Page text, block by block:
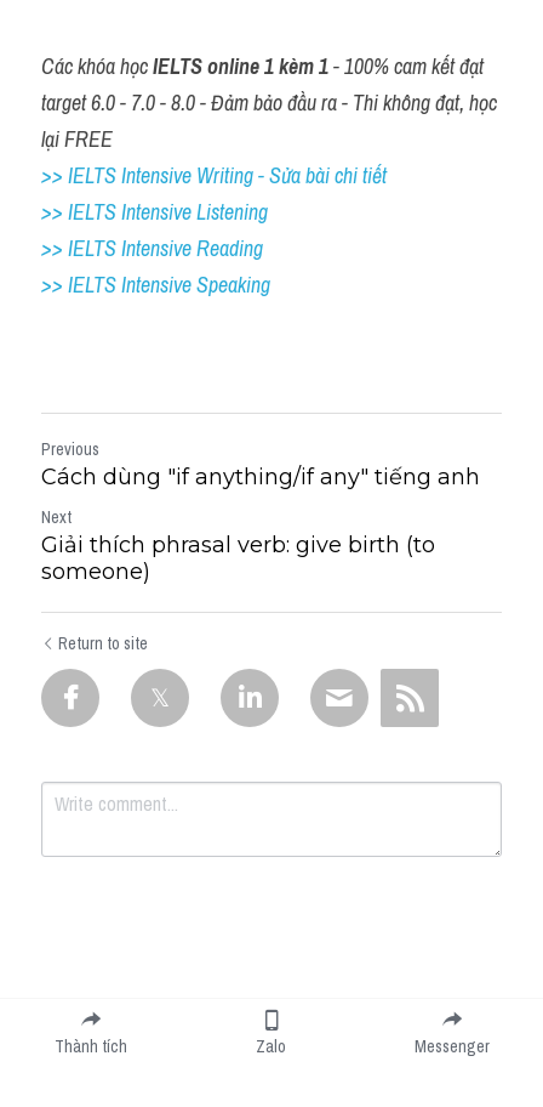
Các khóa học IELTS online 1 kèm 1 - 100% cam kết đạt
target 6.0 - 7.0 - 8.0 - Đảm bảo đầu ra - Thi không đạt, học
lại FREE
>> IELTS Intensive Writing - Sửa bài chi tiết
>> IELTS Intensive Listening
>> IELTS Intensive Reading
>> IELTS Intensive Speaking
Previous
Cách dùng "if anything/if any" tiếng anh
Next
Giải thích phrasal verb: give birth (to
someone)
Return to site
Submit
Thành tích Zalo Messenger